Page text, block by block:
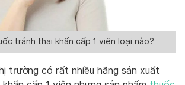
tránh thai khẩn cấp 1 viên loại nào?
trường có rất nhiều hãng sản xuất